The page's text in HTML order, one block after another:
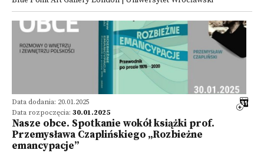
Data dodania: 20.01.2025
Data rozpoczęcia: 30.01.2025
Nasze obce. Spotkanie wokół książki prof.
Przemysława Czaplińskiego „Rozbieżne
emancypacje”